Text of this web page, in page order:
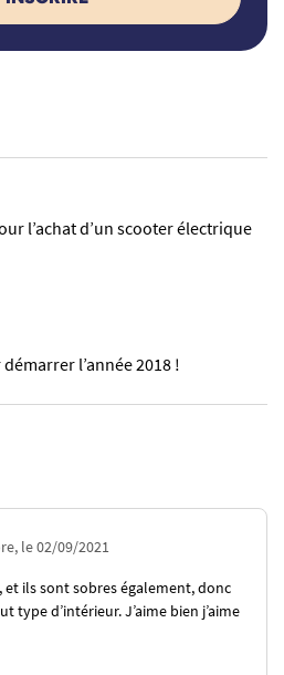
l’achat d’un scooter électrique
l’année 2018 !
le 02/09/2021
et ils sont sobres également, donc
type d’intérieur. J’aime bien j’aime